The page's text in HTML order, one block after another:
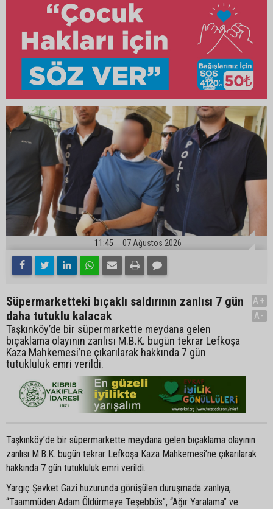
11:45 07 Ağustos 2026
Süpermarketteki bıçaklı saldırının zanlısı 7 gün
daha tutuklu kalacak
Taşkınköy’de bir süpermarkette meydana gelen
bıçaklama olayının zanlısı M.B.K. bugün tekrar Lefkoşa
Kaza Mahkemesi’ne çıkarılarak hakkında 7 gün
tutukluluk emri verildi.
A+
A-
Taşkınköy’de bir süpermarkette meydana gelen bıçaklama olayının
zanlısı M.B.K. bugün tekrar Lefkoşa Kaza Mahkemesi’ne çıkarılarak
hakkında 7 gün tutukluluk emri verildi.
Yargıç Şevket Gazi huzurunda görüşülen duruşmada zanlıya,
“Taammüden Adam Öldürmeye Teşebbüs”, “Ağır Yaralama” ve